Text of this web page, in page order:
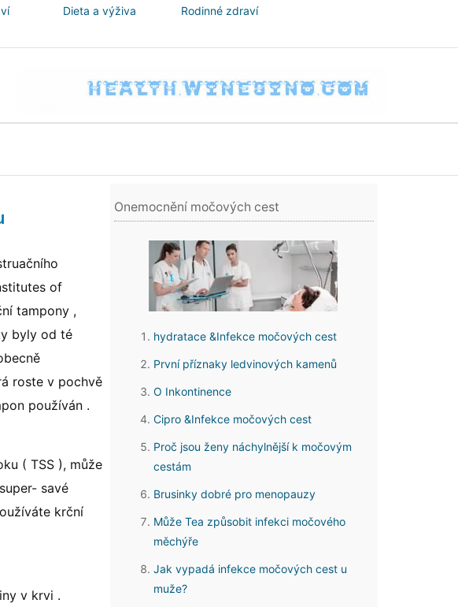
Dieta a výživa
Rodinné zdraví
of
tampony ,
byly od té
roste v pochvě
používán .
( TSS ), může
savé
krční
v krvi .
Onemocnění močových cest
hydratace &Infekce močových cest
První příznaky ledvinových kamenů
O Inkontinence
Cipro &Infekce močových cest
Proč jsou ženy náchylnější k močovým
cestám
Brusinky dobré pro menopauzy
Může Tea způsobit infekci močového
měchýře
Jak vypadá infekce močových cest u
muže?